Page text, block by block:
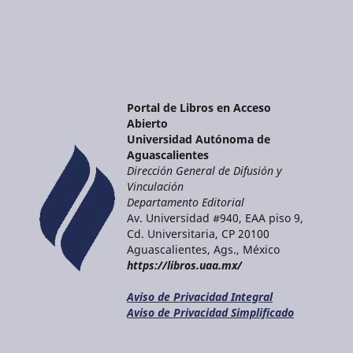
Portal de Libros en Acceso
Abierto
Universidad Autónoma de
Aguascalientes
Dirección General de Difusión y
Vinculación
Departamento Editorial
Av. Universidad #940, EAA piso 9,
Cd. Universitaria, CP 20100
Aguascalientes, Ags., México
https://libros.uaa.mx/
Aviso de Privacidad Integral
Aviso de Privacidad Simplificado